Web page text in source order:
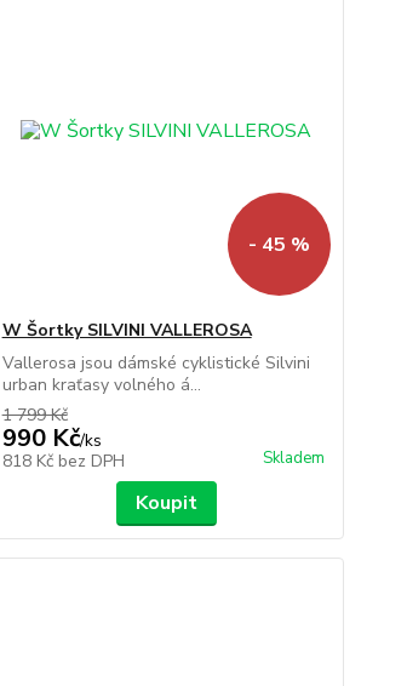
- 45 %
W Šortky SILVINI VALLEROSA
Vallerosa jsou dámské cyklistické Silvini
urban kraťasy volného á...
1 799 Kč
990 Kč/ks
818 Kč bez DPH Skladem
Koupit